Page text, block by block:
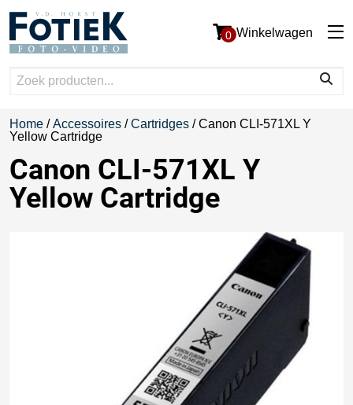
0 Winkelwagen
Home /Accessoires /Cartridges / Canon CLI-571XL Y
Yellow Cartridge
Canon CLI-571XL Y
Yellow Cartridge